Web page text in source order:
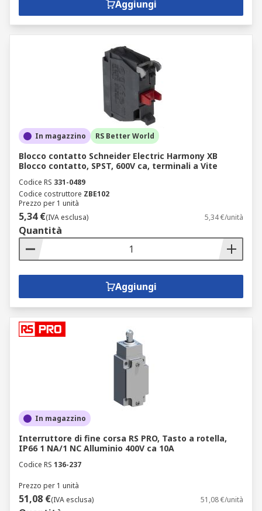
Aggiungi
In magazzino RS Better World
Blocco contatto Schneider Electric Harmony XB
Blocco contatto, SPST, 600V ca, terminali a Vite
Codice RS 331-0489
Codice costruttore ZBE102
Prezzo per 1 unità
5,34 €(IVA esclusa) 5,34 €/unità
Quantità
Aggiungi
In magazzino
Interruttore di fine corsa RS PRO, Tasto a rotella,
IP66 1 NA/1 NC Alluminio 400V ca 10A
Codice RS 136-237
Prezzo per 1 unità
51,08 €(IVA esclusa) 51,08 €/unità